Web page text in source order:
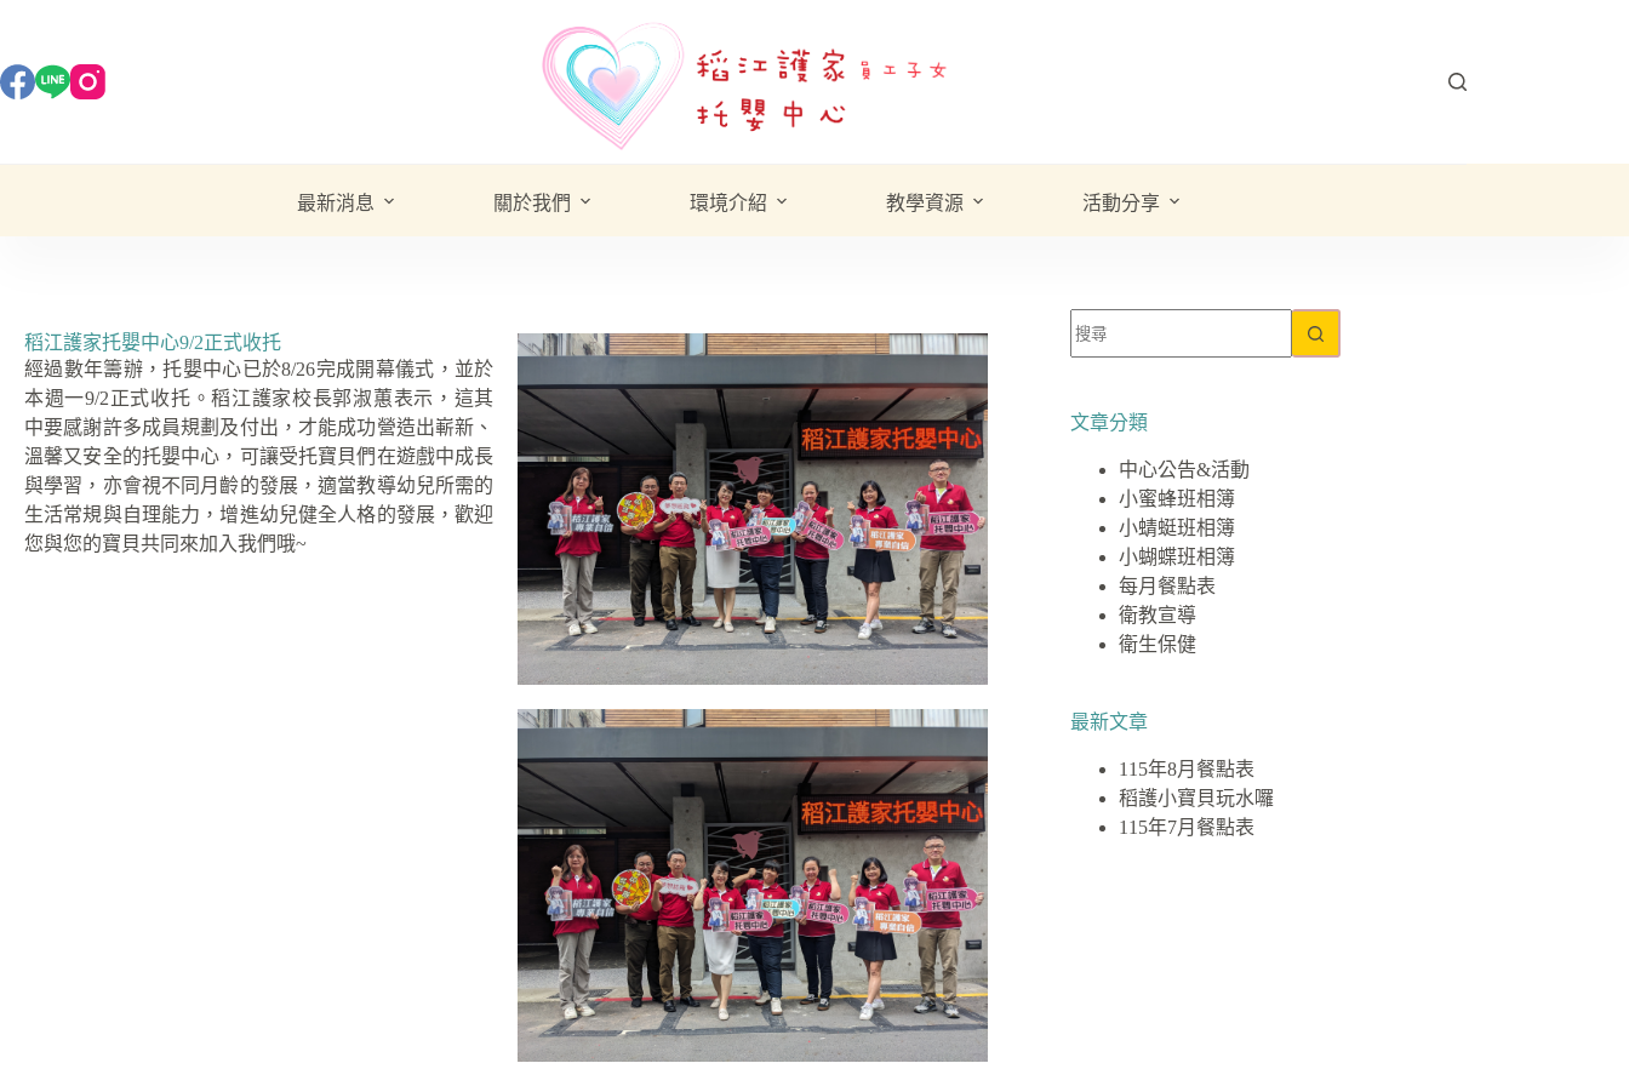
最新消息 關於我們 環境介紹 教學資源 活動分享
稻江護家托嬰中心9/2正式收托
經過數年籌辦，托嬰中心已於8/26完成開幕儀式，並於
本週一9/2正式收托。稻江護家校長郭淑蕙表示，這其
中要感謝許多成員規劃及付出，才能成功營造出嶄新、
溫馨又安全的托嬰中心，可讓受托寶貝們在遊戲中成長
與學習，亦會視不同月齡的發展，適當教導幼兒所需的
生活常規與自理能力，增進幼兒健全人格的發展，歡迎
您與您的寶貝共同來加入我們哦~
文章分類
中心公告&活動
小蜜蜂班相簿
小蜻蜓班相簿
小蝴蝶班相簿
每月餐點表
衛教宣導
衛生保健
最新文章
115年8月餐點表
稻護小寶貝玩水囉
115年7月餐點表